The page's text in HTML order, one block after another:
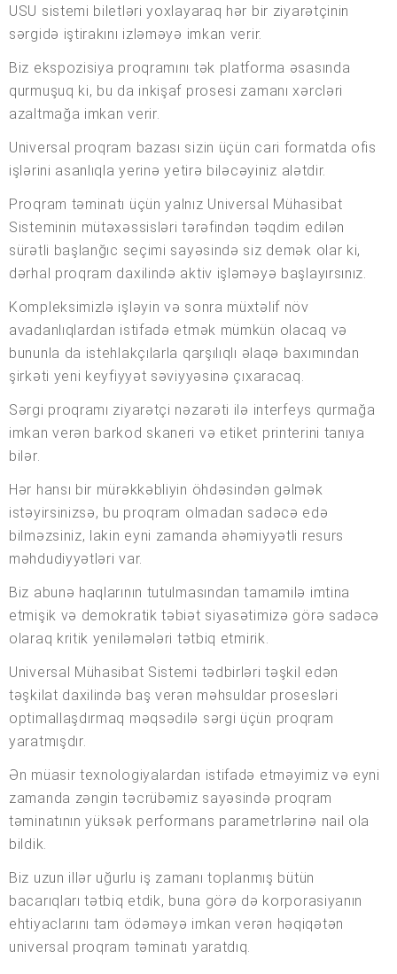
USU sistemi biletləri yoxlayaraq hər bir ziyarətçinin
sərgidə iştirakını izləməyə imkan verir.
Biz ekspozisiya proqramını tək platforma əsasında
qurmuşuq ki, bu da inkişaf prosesi zamanı xərcləri
azaltmağa imkan verir.
Universal proqram bazası sizin üçün cari formatda ofis
işlərini asanlıqla yerinə yetirə biləcəyiniz alətdir.
Proqram təminatı üçün yalnız Universal Mühasibat
Sisteminin mütəxəssisləri tərəfindən təqdim edilən
sürətli başlanğıc seçimi sayəsində siz demək olar ki,
dərhal proqram daxilində aktiv işləməyə başlayırsınız.
Kompleksimizlə işləyin və sonra müxtəlif növ
avadanlıqlardan istifadə etmək mümkün olacaq və
bununla da istehlakçılarla qarşılıqlı əlaqə baxımından
şirkəti yeni keyfiyyət səviyyəsinə çıxaracaq.
Sərgi proqramı ziyarətçi nəzarəti ilə interfeys qurmağa
imkan verən barkod skaneri və etiket printerini tanıya
bilər.
Hər hansı bir mürəkkəbliyin öhdəsindən gəlmək
istəyirsinizsə, bu proqram olmadan sadəcə edə
bilməzsiniz, lakin eyni zamanda əhəmiyyətli resurs
məhdudiyyətləri var.
Biz abunə haqlarının tutulmasından tamamilə imtina
etmişik və demokratik təbiət siyasətimizə görə sadəcə
olaraq kritik yeniləmələri tətbiq etmirik.
Universal Mühasibat Sistemi tədbirləri təşkil edən
təşkilat daxilində baş verən məhsuldar prosesləri
optimallaşdırmaq məqsədilə sərgi üçün proqram
yaratmışdır.
Ən müasir texnologiyalardan istifadə etməyimiz və eyni
zamanda zəngin təcrübəmiz sayəsində proqram
təminatının yüksək performans parametrlərinə nail ola
bildik.
Biz uzun illər uğurlu iş zamanı toplanmış bütün
bacarıqları tətbiq etdik, buna görə də korporasiyanın
ehtiyaclarını tam ödəməyə imkan verən həqiqətən
universal proqram təminatı yaratdıq.